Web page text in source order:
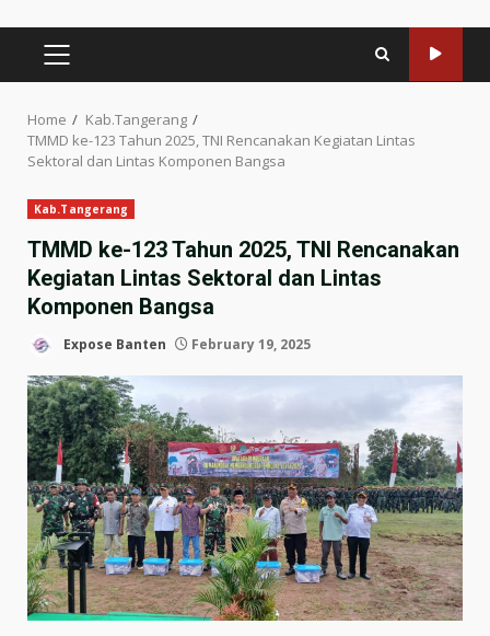
PRIMARY
MENU
Home
Kab.Tangerang
TMMD ke-123 Tahun 2025, TNI Rencanakan Kegiatan Lintas
Sektoral dan Lintas Komponen Bangsa
Kab.Tangerang
TMMD ke-123 Tahun 2025, TNI Rencanakan
Kegiatan Lintas Sektoral dan Lintas
Komponen Bangsa
Expose Banten February 19, 2025